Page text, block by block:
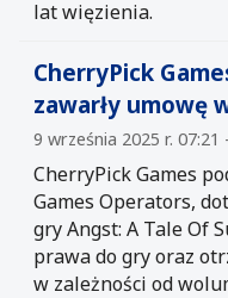
lat więzienia.
CherryPick
zawarły umowę
9 września 2025 r.
CherryPick Games
Games Operators,
gry Angst: A Tale Of
prawa do gry oraz
w zależności od